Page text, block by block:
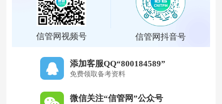
信管网视频号 信管网抖音号
添加客服QQ“800184589”
免费领取备考资料
微信关注“信管网”公众号